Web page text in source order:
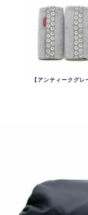
【アンティークグレ